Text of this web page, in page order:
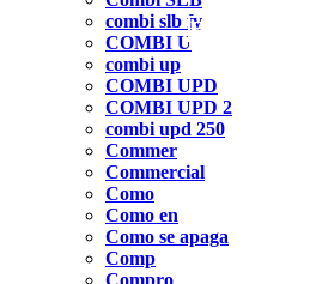
combi slb fv
COMBI U
combi up
COMBI UPD
COMBI UPD 2
combi upd 250
Commer
Commercial
Como
Como en
Como se apaga
Comp
Compro
CLN
COMBI FV
WD FV
HC L